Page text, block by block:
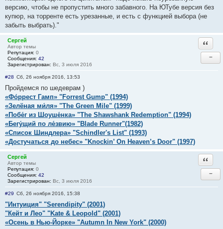
версию, чтобы не пропустить много забавного. На ЮТубе версия без
купюр, на торренте есть урезанные, и есть с функцией выбора (не
забыть выбрать)."
Сергей
Автор темы
Репутация: 0
Сообщения: 42
Зарегистрирован: Вс, 3 июля 2016
−
#28 Сб, 26 ноября 2016, 13:53
Пройдемся по шедеврам )
«Фо́ррест Гамп» "Forrest Gump" (1994)
«Зелёная ми́ля» "The Green Mile" (1999)
«Побе́г из Шоуше́нка» "The Shawshank Redemption" (1994)
«Бегу́щий по ле́звию» "Blade Runner"(1982)
«Список Шиндлера» "Schindler's List" (1993)
«Достучаться до небес» "Knockin’ On Heaven’s Door" (1997)
Сергей
Автор темы
Репутация: 0
Сообщения: 42
Зарегистрирован: Вс, 3 июля 2016
−
#29 Сб, 26 ноября 2016, 15:38
"Интуиция" "Serendipity" (2001)
"Кейт и Лео" "Kate & Leopold" (2001)
«Осень в Нью-Йорке» "Autumn In New York" (2000)